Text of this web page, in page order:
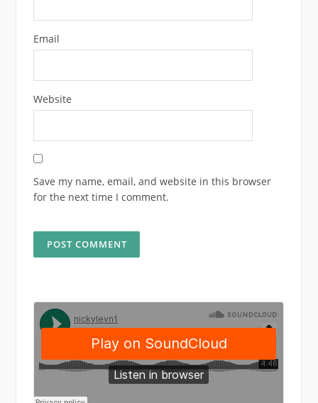
Email
Website
Save my name, email, and website in this browser
for the next time I comment.